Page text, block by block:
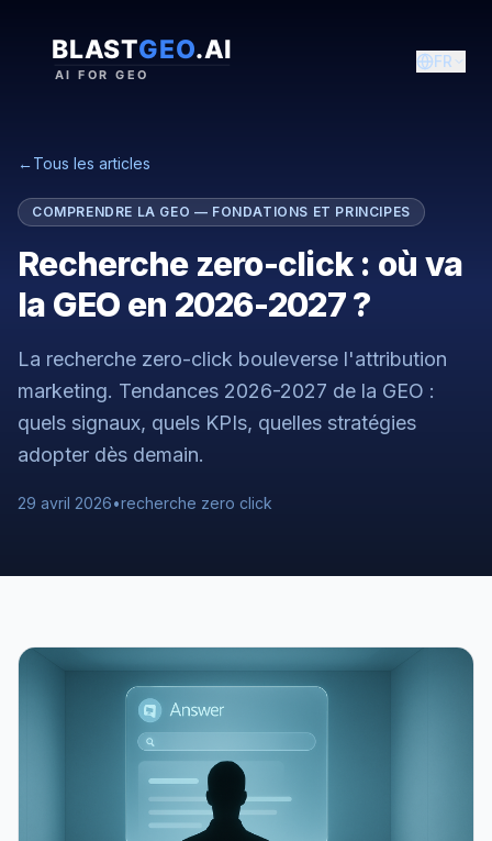
FR
←Tous les articles
COMPRENDRE LA GEO — FONDATIONS ET PRINCIPES
Recherche zero-click : où va
la GEO en 2026-2027 ?
La recherche zero-click bouleverse l'attribution
marketing. Tendances 2026-2027 de la GEO :
quels signaux, quels KPIs, quelles stratégies
adopter dès demain.
29 avril 2026•recherche zero click